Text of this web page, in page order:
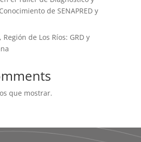
de SENAPRED y
de Los Ríos: GRD y
que mostrar.